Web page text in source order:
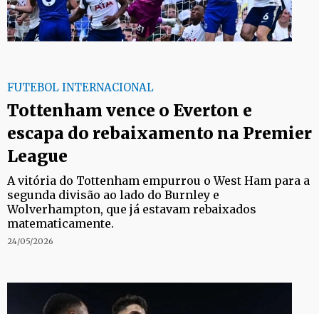
FUTEBOL INTERNACIONAL
Tottenham vence o Everton e
escapa do rebaixamento na Premier
League
A vitória do Tottenham empurrou o West Ham para a
segunda divisão ao lado do Burnley e
Wolverhampton, que já estavam rebaixados
matematicamente.
24/05/2026